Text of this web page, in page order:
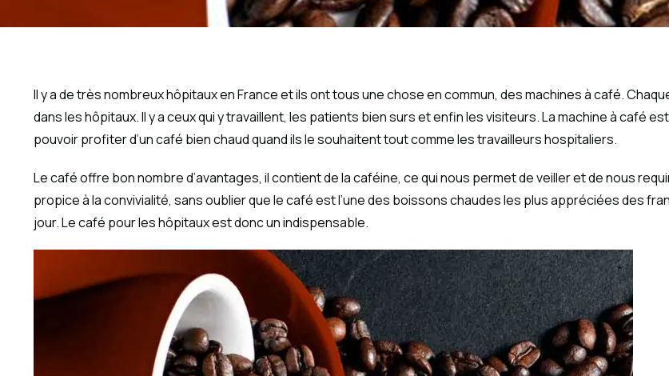
Il y a de très nombreux hôpitaux en France et ils ont tous une chose en commun, des machines à café.
dans les hôpitaux. Il y a ceux qui y travaillent, les patients bien surs et enfin les visiteurs. La machine à café
pouvoir profiter d’un café bien chaud quand ils le souhaitent tout comme les travailleurs hospitaliers.
Le café offre bon nombre d’avantages, il contient de la caféine, ce qui nous permet de veiller et de nous
propice à la convivialité, sans oublier que le café est l’une des boissons chaudes les plus appréciées des
jour. Le café pour les hôpitaux est donc un indispensable.